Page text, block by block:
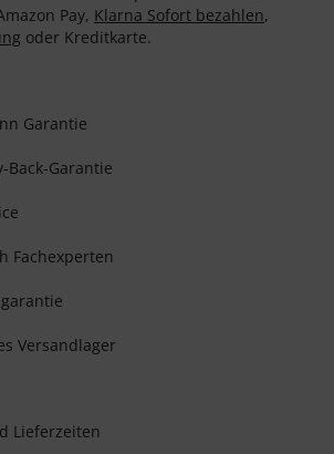
Pay, Klarna Sofort bezahlen,
oder Kreditkarte.
Garantie
Back-Garantie
Fachexperten
Versandlager
Lieferzeiten